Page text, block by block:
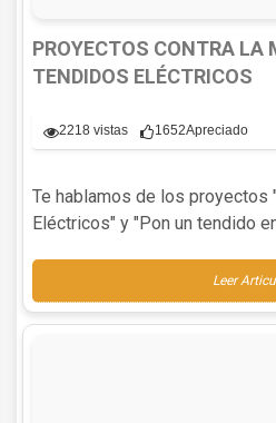
PROYECTOS CONTRA LA
TENDIDOS ELÉCTRICOS
2218 vistas 1652Apreciado
Te hablamos de los proyectos
Eléctricos" y "Pon un tendido
Leer